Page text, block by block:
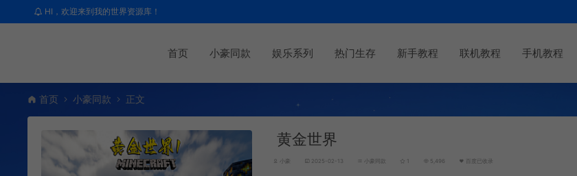
HI，欢迎来到我的世界资源库！
首页 小豪同款 娱乐系列 热门生存 新手教程 联机教程 手机教程
首页 小豪同款 正文
黄金世界
小豪 2025-02-13 小豪同款 1 5,496 百度已收录